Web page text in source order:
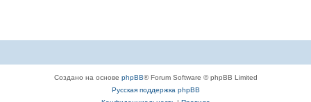
Создано на основе phpBB® Forum Software © phpBB Limited
Русская поддержка phpBB